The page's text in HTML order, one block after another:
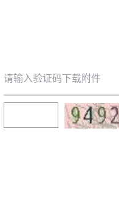
请输入验证码下载附件